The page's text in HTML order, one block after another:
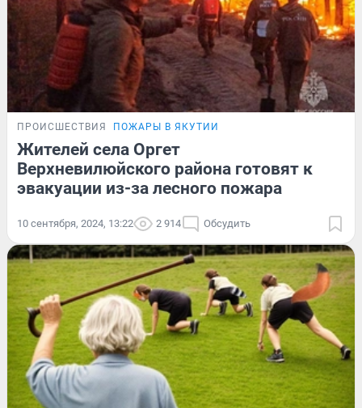
ПРОИСШЕСТВИЯ ПОЖАРЫ В ЯКУТИИ
Жителей села Оргет
Верхневилюйского района готовят к
эвакуации из-за лесного пожара
10 сентября, 2024, 13:22 2 914 Обсудить